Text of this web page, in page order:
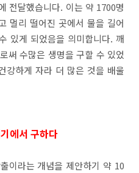
전달했습니다. 이는 약 1700명
멀리 떨어진 곳에서 물을 길어
있게 되었음을 의미합니다. 깨
써 수많은 생명을 구할 수 있었
강하게 자라 더 많은 것을 배울
에서 구하다
이라는 개념을 제안하기 약 10